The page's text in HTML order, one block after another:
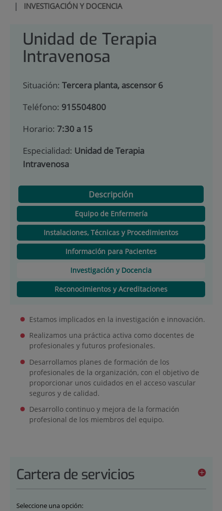
| INVESTIGACIÓN Y DOCENCIA
Unidad de Terapia
Intravenosa
Situación: Tercera planta, ascensor 6
Teléfono: 915504800
Horario: 7:30 a 15
Especialidad: Unidad de Terapia
Intravenosa
Descripción
Equipo de Enfermería
Instalaciones, Técnicas y Procedimientos
Información para Pacientes
Investigación y Docencia
Reconocimientos y Acreditaciones
Estamos implicados en la investigación e innovación.
Realizamos una práctica activa como docentes de
profesionales y futuros profesionales.
Desarrollamos planes de formación de los
profesionales de la organización, con el objetivo de
proporcionar unos cuidados en el acceso vascular
seguros y de calidad.
Desarrollo continuo y mejora de la formación
profesional de los miembros del equipo.
Cartera de servicios
Seleccione una opción: